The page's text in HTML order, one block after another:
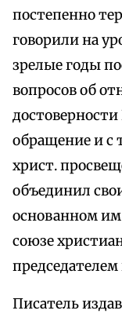
постепенно
говорили на
зрелые годы
вопросов об
обращение и с
христ.
объединил
основанном
союзе
Писатель